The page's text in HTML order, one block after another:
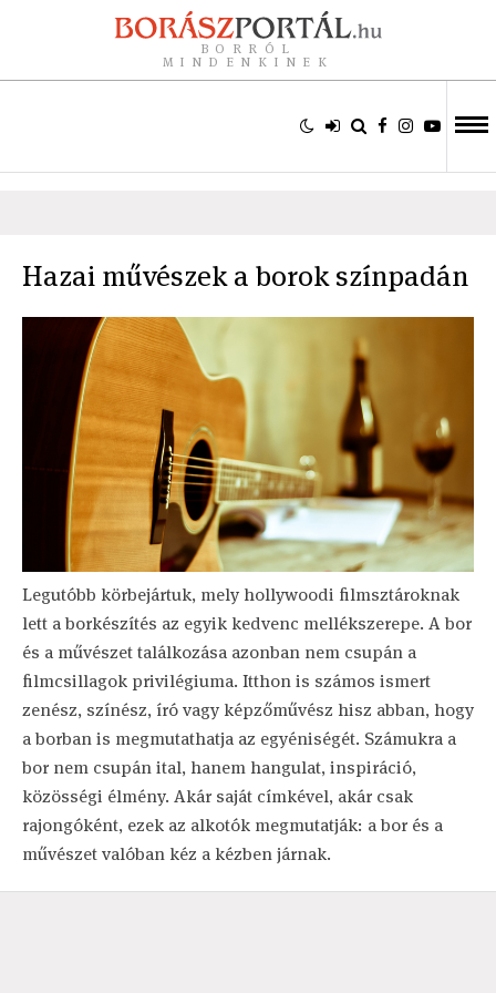
BORRÓL
MINDENKINEK
Hazai művészek a borok színpadán
Legutóbb körbejártuk, mely hollywoodi filmsztároknak
lett a borkészítés az egyik kedvenc mellékszerepe. A bor
és a művészet találkozása azonban nem csupán a
filmcsillagok privilégiuma. Itthon is számos ismert
zenész, színész, író vagy képzőművész hisz abban, hogy
a borban is megmutathatja az egyéniségét. Számukra a
bor nem csupán ital, hanem hangulat, inspiráció,
közösségi élmény. Akár saját címkével, akár csak
rajongóként, ezek az alkotók megmutatják: a bor és a
művészet valóban kéz a kézben járnak.